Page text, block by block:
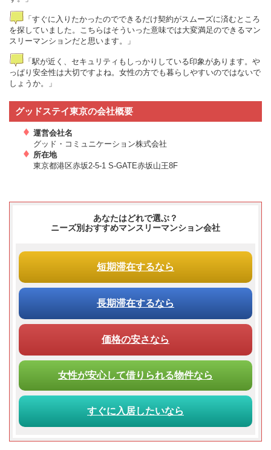
「すぐに入りたかったのでできるだけ契約がスムーズに済むところ
を探していました。こちらはそういった意味では大変満足のできるマン
スリーマンションだと思います。」
「駅が近く、セキュリティもしっかりしている印象があります。や
っぱり安全性は大切ですよね。女性の方でも暮らしやすいのではないで
しょうか。」
グッドステイ東京の会社概要
運営会社名
グッド・コミュニケーション株式会社
所在地
東京都港区赤坂2-5-1 S-GATE赤坂山王8F
あなたはどれで選ぶ？
ニーズ別おすすめマンスリーマンション会社
短期滞在するなら
長期滞在するなら
価格の安さなら
女性が安心して借りられる物件なら
すぐに入居したいなら